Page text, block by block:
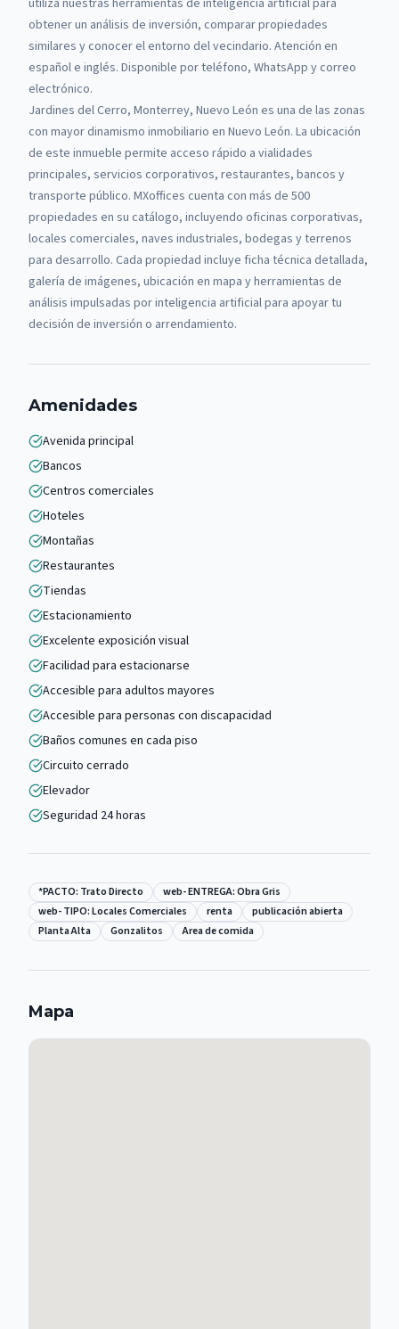
utiliza nuestras herramientas de inteligencia artificial para
obtener un análisis de inversión, comparar propiedades
similares y conocer el entorno del vecindario. Atención en
español e inglés. Disponible por teléfono, WhatsApp y correo
electrónico.
Jardines del Cerro, Monterrey, Nuevo León es una de las zonas
con mayor dinamismo inmobiliario en Nuevo León. La ubicación
de este inmueble permite acceso rápido a vialidades
principales, servicios corporativos, restaurantes, bancos y
transporte público. MXoffices cuenta con más de 500
propiedades en su catálogo, incluyendo oficinas corporativas,
locales comerciales, naves industriales, bodegas y terrenos
para desarrollo. Cada propiedad incluye ficha técnica detallada,
galería de imágenes, ubicación en mapa y herramientas de
análisis impulsadas por inteligencia artificial para apoyar tu
decisión de inversión o arrendamiento.
Amenidades
Avenida principal
Bancos
Centros comerciales
Hoteles
Montañas
Restaurantes
Tiendas
Estacionamiento
Excelente exposición visual
Facilidad para estacionarse
Accesible para adultos mayores
Accesible para personas con discapacidad
Baños comunes en cada piso
Circuito cerrado
Elevador
Seguridad 24 horas
*PACTO: Trato Directo
web- ENTREGA: Obra Gris
web- TIPO: Locales Comerciales
renta
publicación abierta
Planta Alta
Gonzalitos Area de comida
Mapa